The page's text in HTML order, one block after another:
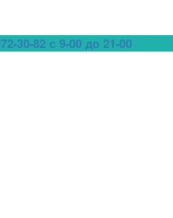
30-82 с 9-00 до 21-00